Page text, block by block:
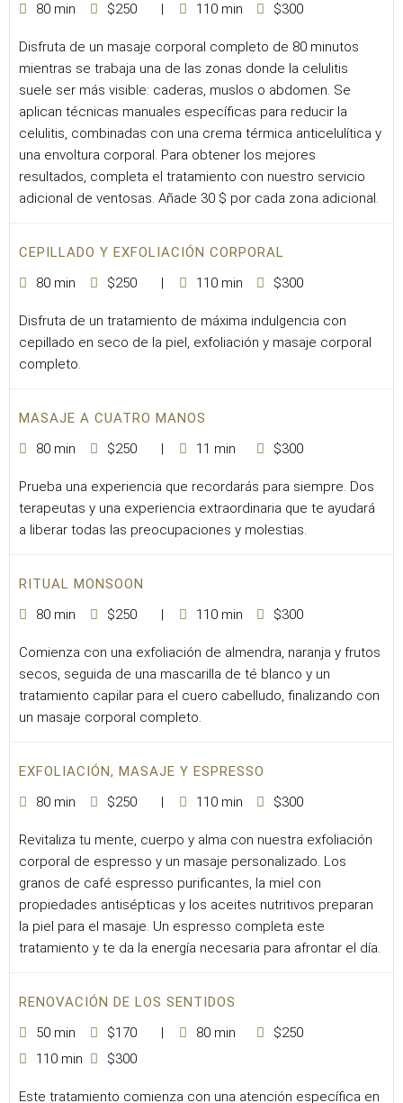
80 min $250 110 min $300
Disfruta de un masaje corporal completo de 80 minutos
mientras se trabaja una de las zonas donde la celulitis
suele ser más visible: caderas, muslos o abdomen. Se
aplican técnicas manuales específicas para reducir la
celulitis, combinadas con una crema térmica anticelulítica y
una envoltura corporal. Para obtener los mejores
resultados, completa el tratamiento con nuestro servicio
adicional de ventosas. Añade 30 $ por cada zona adicional.
CEPILLADO Y EXFOLIACIÓN CORPORAL
80 min
$250 110 min $300
Disfruta de un tratamiento de máxima indulgencia con
cepillado en seco de la piel, exfoliación y masaje corporal
completo.
MASAJE A CUATRO MANOS
80 min
$250 11 min $300
Prueba una experiencia que recordarás para siempre. Dos
terapeutas y una experiencia extraordinaria que te ayudará
a liberar todas las preocupaciones y molestias.
RITUAL MONSOON
80 min
$250 110 min $300
Comienza con una exfoliación de almendra, naranja y frutos
secos, seguida de una mascarilla de té blanco y un
tratamiento capilar para el cuero cabelludo, finalizando con
un masaje corporal completo.
EXFOLIACIÓN, MASAJE Y ESPRESSO
80 min
$250 110 min $300
Revitaliza tu mente, cuerpo y alma con nuestra exfoliación
corporal de espresso y un masaje personalizado. Los
granos de café espresso purificantes, la miel con
propiedades antisépticas y los aceites nutritivos preparan
la piel para el masaje. Un espresso completa este
tratamiento y te da la energía necesaria para afrontar el día.
RENOVACIÓN DE LOS SENTIDOS
50 min
$170 80 min
$250
110 min
$300
Este tratamiento comienza con una atención específica en